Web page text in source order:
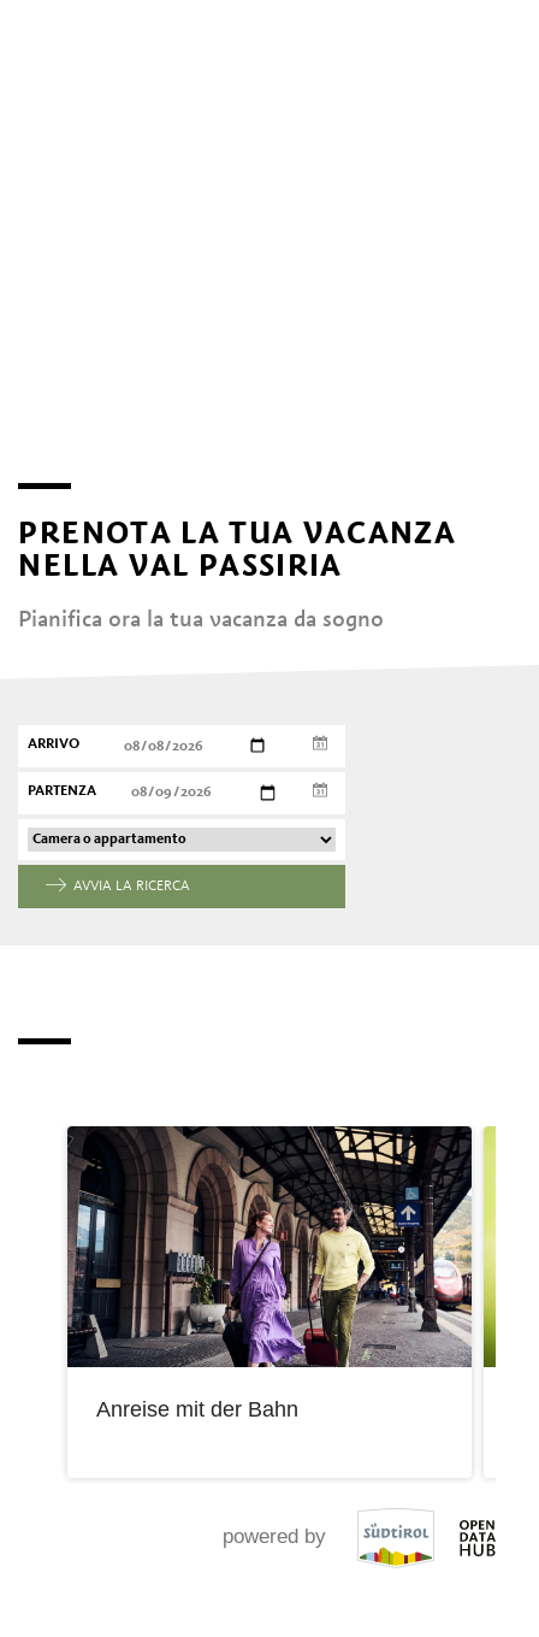
PRENOTA LA TUA VACANZA
NELLA VAL PASSIRIA
Pianifica ora la tua vacanza da sogno
ARRIVO
PARTENZA
AVVIA LA RICERCA
Anreise mit der Bahn
powered by